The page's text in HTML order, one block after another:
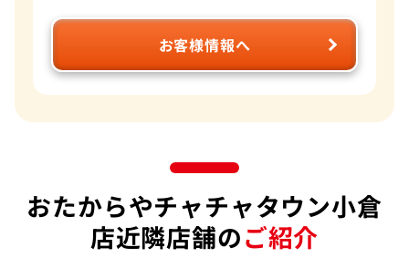
お客様情報へ
おたからやチャチャタウン小倉
店近隣店舗のご紹介